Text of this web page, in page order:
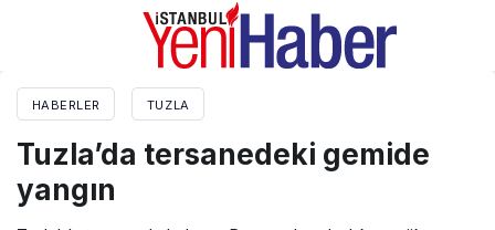
HABERLER TUZLA
Tuzla’da tersanedeki gemide
yangın